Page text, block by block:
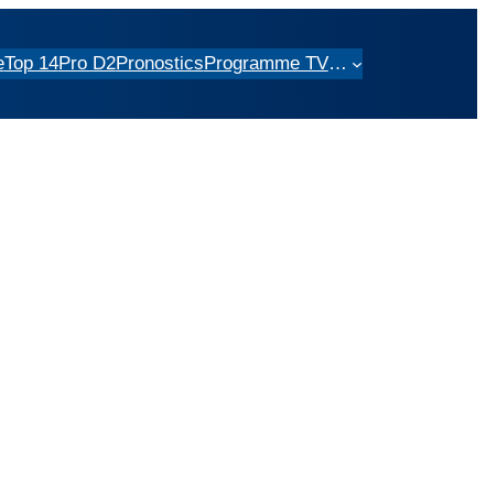
Top 14Pro D2PronosticsProgramme TV…